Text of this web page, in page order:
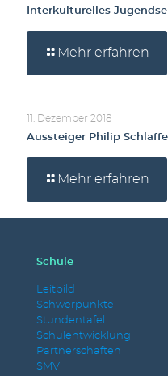
Interkulturelles
Mehr erfahren
11. Dezember 2018
Aussteiger Philip
Mehr erfahren
Schule
Leitbild
Schwerpunkte
Stundentafel
Schulentwicklung
Partnerschaften
SMV